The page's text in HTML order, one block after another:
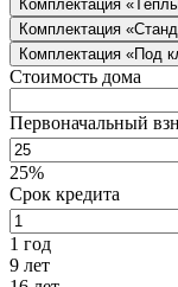
Комплектация
Комплектация
Комплектация «Под
Стоимость дома
Первоначальный
25%
Срок кредита
1 год
9 лет